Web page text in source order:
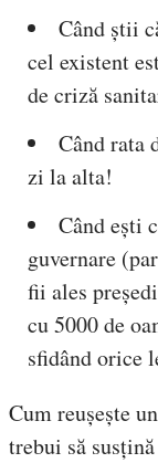
Când știi
cel existent
de criză
Când rata
zi la alta!
Când ești
guvernare
fii ales
cu 5000 de
sfidând orice
Cum reușește
trebui să